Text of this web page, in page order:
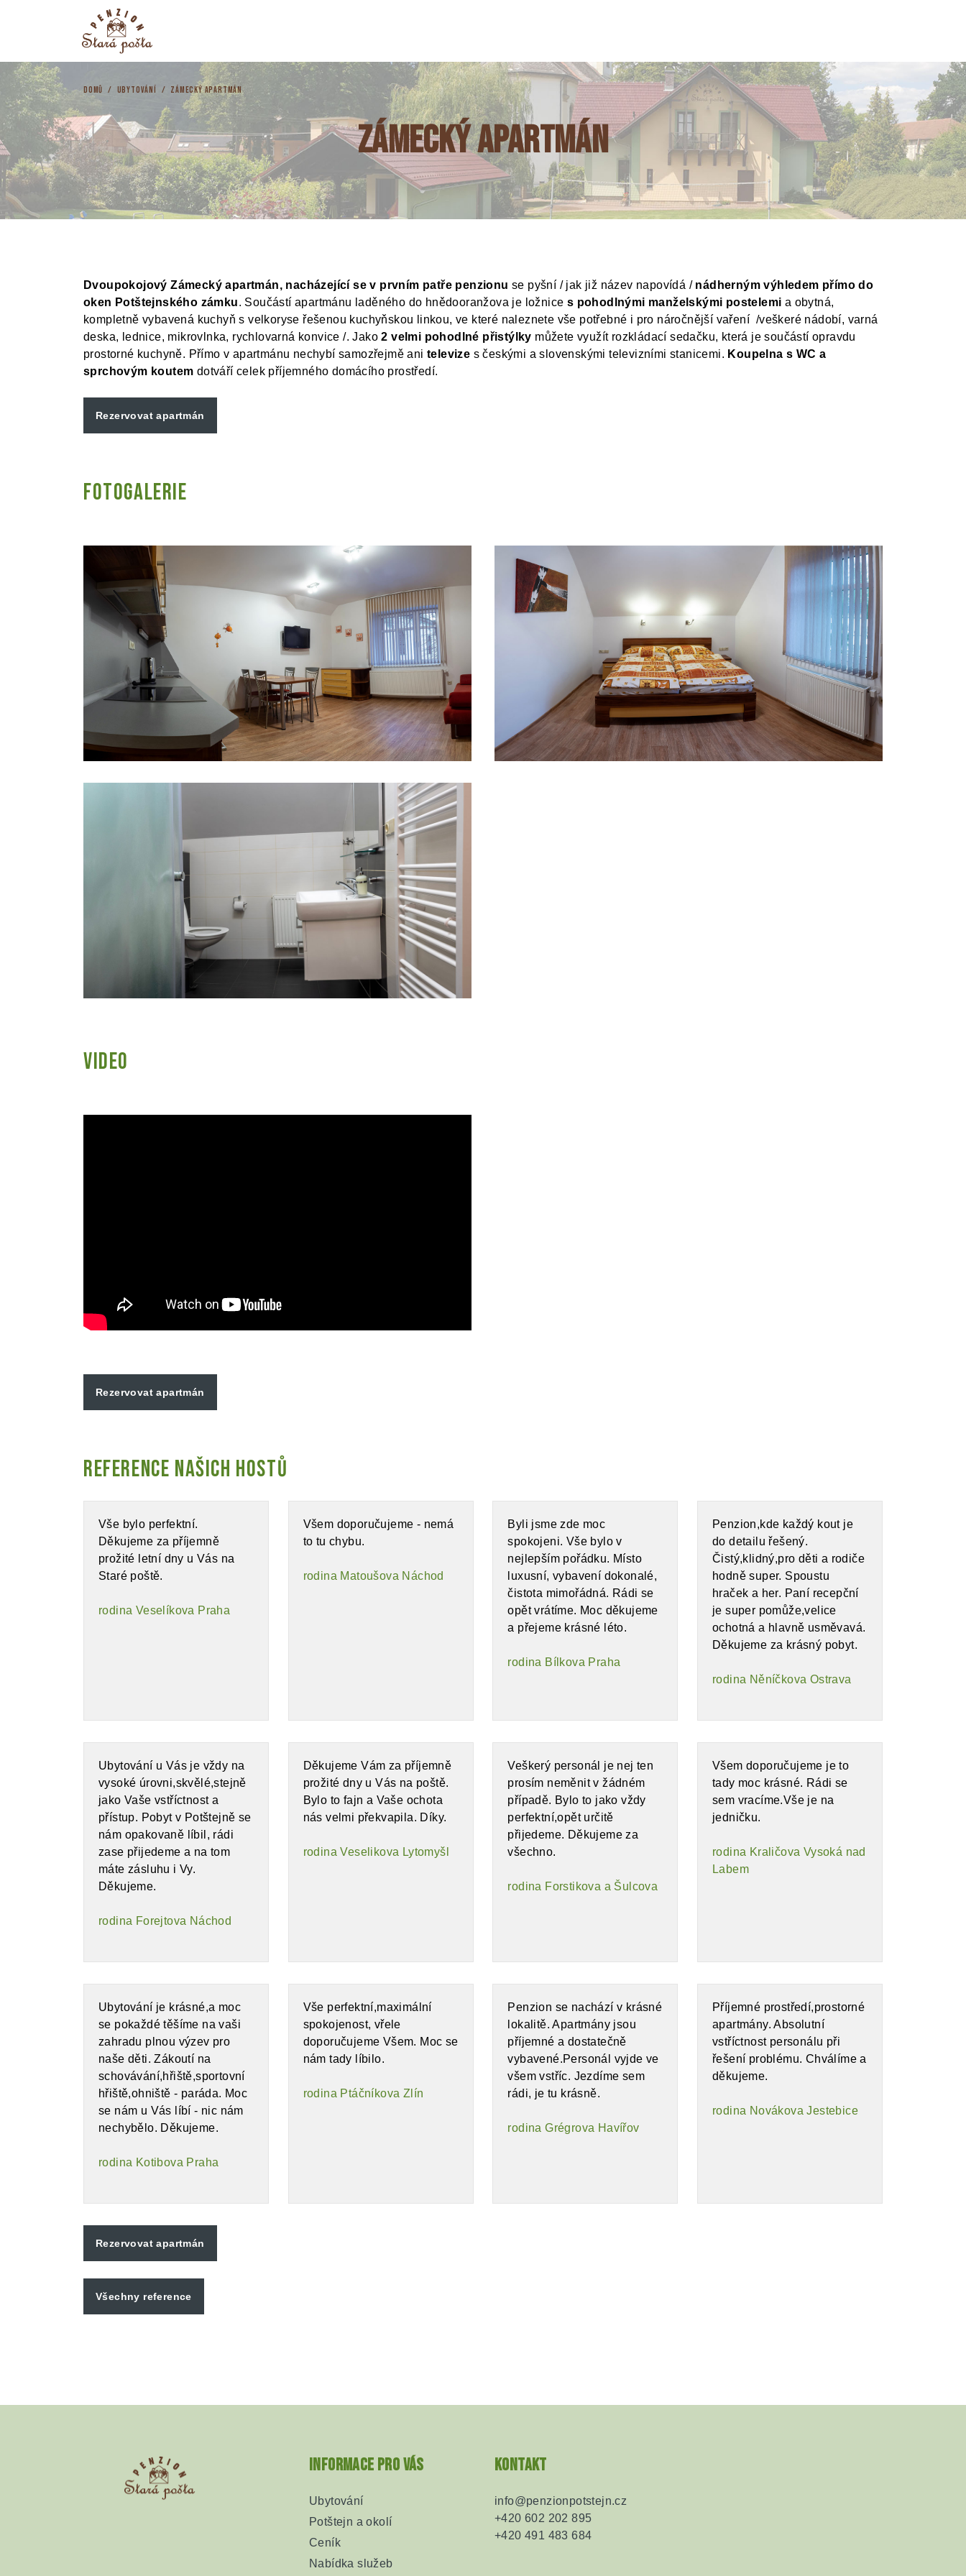
DOMŮ / UBYTOVÁNÍ / ZÁMECKÝ APARTMÁN
Zámecký apartmán
Dvoupokojový Zámecký apartmán, nacházející se v prvním patře penzionu se pyšní / jak již název napovídá / nádherným výhledem přímo do
oken Potštejnského zámku. Součástí apartmánu laděného do hnědooranžova je ložnice s pohodlnými manželskými postelemi a obytná,
kompletně vybavená kuchyň s velkoryse řešenou kuchyňskou linkou, ve které naleznete vše potřebné i pro náročnější vaření /veškeré nádobí, varná
deska, lednice, mikrovlnka, rychlovarná konvice /. Jako2 velmi pohodlné přistýlky můžete využít rozkládací sedačku, která je součástí opravdu
prostorné kuchyně. Přímo v apartmánu nechybí samozřejmě ani televize s českými a slovenskými televizními stanicemi. Koupelna s WC a
sprchovým koutem dotváří celek příjemného domácího prostředí.
Rezervovat apartmán
Fotogalerie
Video
Rezervovat apartmán
Reference našich hostů
Vše bylo perfektní.
Děkujeme za příjemně
prožité letní dny u Vás na
Staré poště.
rodina Veselíkova Praha
Všem doporučujeme - nemá
to tu chybu.
rodina Matoušova Náchod
Byli jsme zde moc
spokojeni. Vše bylo v
nejlepším pořádku. Místo
luxusní, vybavení dokonalé,
čistota mimořádná. Rádi se
opět vrátíme. Moc děkujeme
a přejeme krásné léto.
rodina Bílkova Praha
Penzion,kde každý kout je
do detailu řešený.
Čistý,klidný,pro děti a rodiče
hodně super. Spoustu
hraček a her. Paní recepční
je super pomůže,velice
ochotná a hlavně usměvavá.
Děkujeme za krásný pobyt.
rodina Něníčkova Ostrava
Ubytování u Vás je vždy na
vysoké úrovni,skvělé,stejně
jako Vaše vstříctnost a
přístup. Pobyt v Potštejně se
nám opakovaně líbil, rádi
zase přijedeme a na tom
máte zásluhu i Vy.
Děkujeme.
rodina Forejtova Náchod
Děkujeme Vám za příjemně
prožité dny u Vás na poště.
Bylo to fajn a Vaše ochota
nás velmi překvapila. Díky.
rodina Veselikova Lytomyšl
Veškerý personál je nej ten
prosím neměnit v žádném
případě. Bylo to jako vždy
perfektní,opět určitě
přijedeme. Děkujeme za
všechno.
rodina Forstikova a Šulcova
Všem doporučujeme je to
tady moc krásné. Rádi se
sem vracíme.Vše je na
jedničku.
rodina Kraličova Vysoká nad
Labem
Ubytování je krásné,a moc
se pokaždé těšíme na vaši
zahradu plnou výzev pro
naše děti. Zákoutí na
schovávání,hřiště,sportovní
hřiště,ohniště - paráda. Moc
se nám u Vás líbí - nic nám
nechybělo. Děkujeme.
rodina Kotibova Praha
Vše perfektní,maximální
spokojenost, vřele
doporučujeme Všem. Moc se
nám tady líbilo.
rodina Ptáčníkova Zlín
Penzion se nachází v krásné
lokalitě. Apartmány jsou
příjemné a dostatečně
vybavené.Personál vyjde ve
všem vstříc. Jezdíme sem
rádi, je tu krásně.
rodina Grégrova Havířov
Příjemné prostředí,prostorné
apartmány. Absolutní
vstříctnost personálu při
řešení problému. Chválíme a
děkujeme.
rodina Novákova Jestebice
Rezervovat apartmán
Všechny reference
Informace pro vás
Ubytování
Potštejn a okolí
Ceník
Nabídka služeb
Kontakt
info@penzionpotstejn.cz
+420 602 202 895
+420 491 483 684